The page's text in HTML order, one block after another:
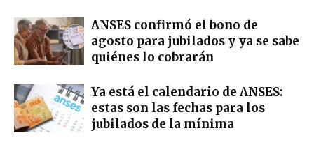
ANSES confirmó el bono de
agosto para jubilados y ya se sabe
quiénes lo cobrarán
Ya está el calendario de ANSES:
estas son las fechas para los
jubilados de la mínima